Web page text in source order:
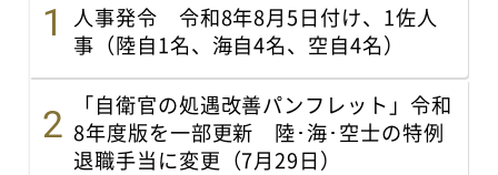
人事発令 令和8年8月5日付け、1佐人
事（陸自1名、海自4名、空自4名）
「自衛官の処遇改善パンフレット」令和
8年度版を一部更新 陸･海･空士の特例
退職手当に変更（7月29日）